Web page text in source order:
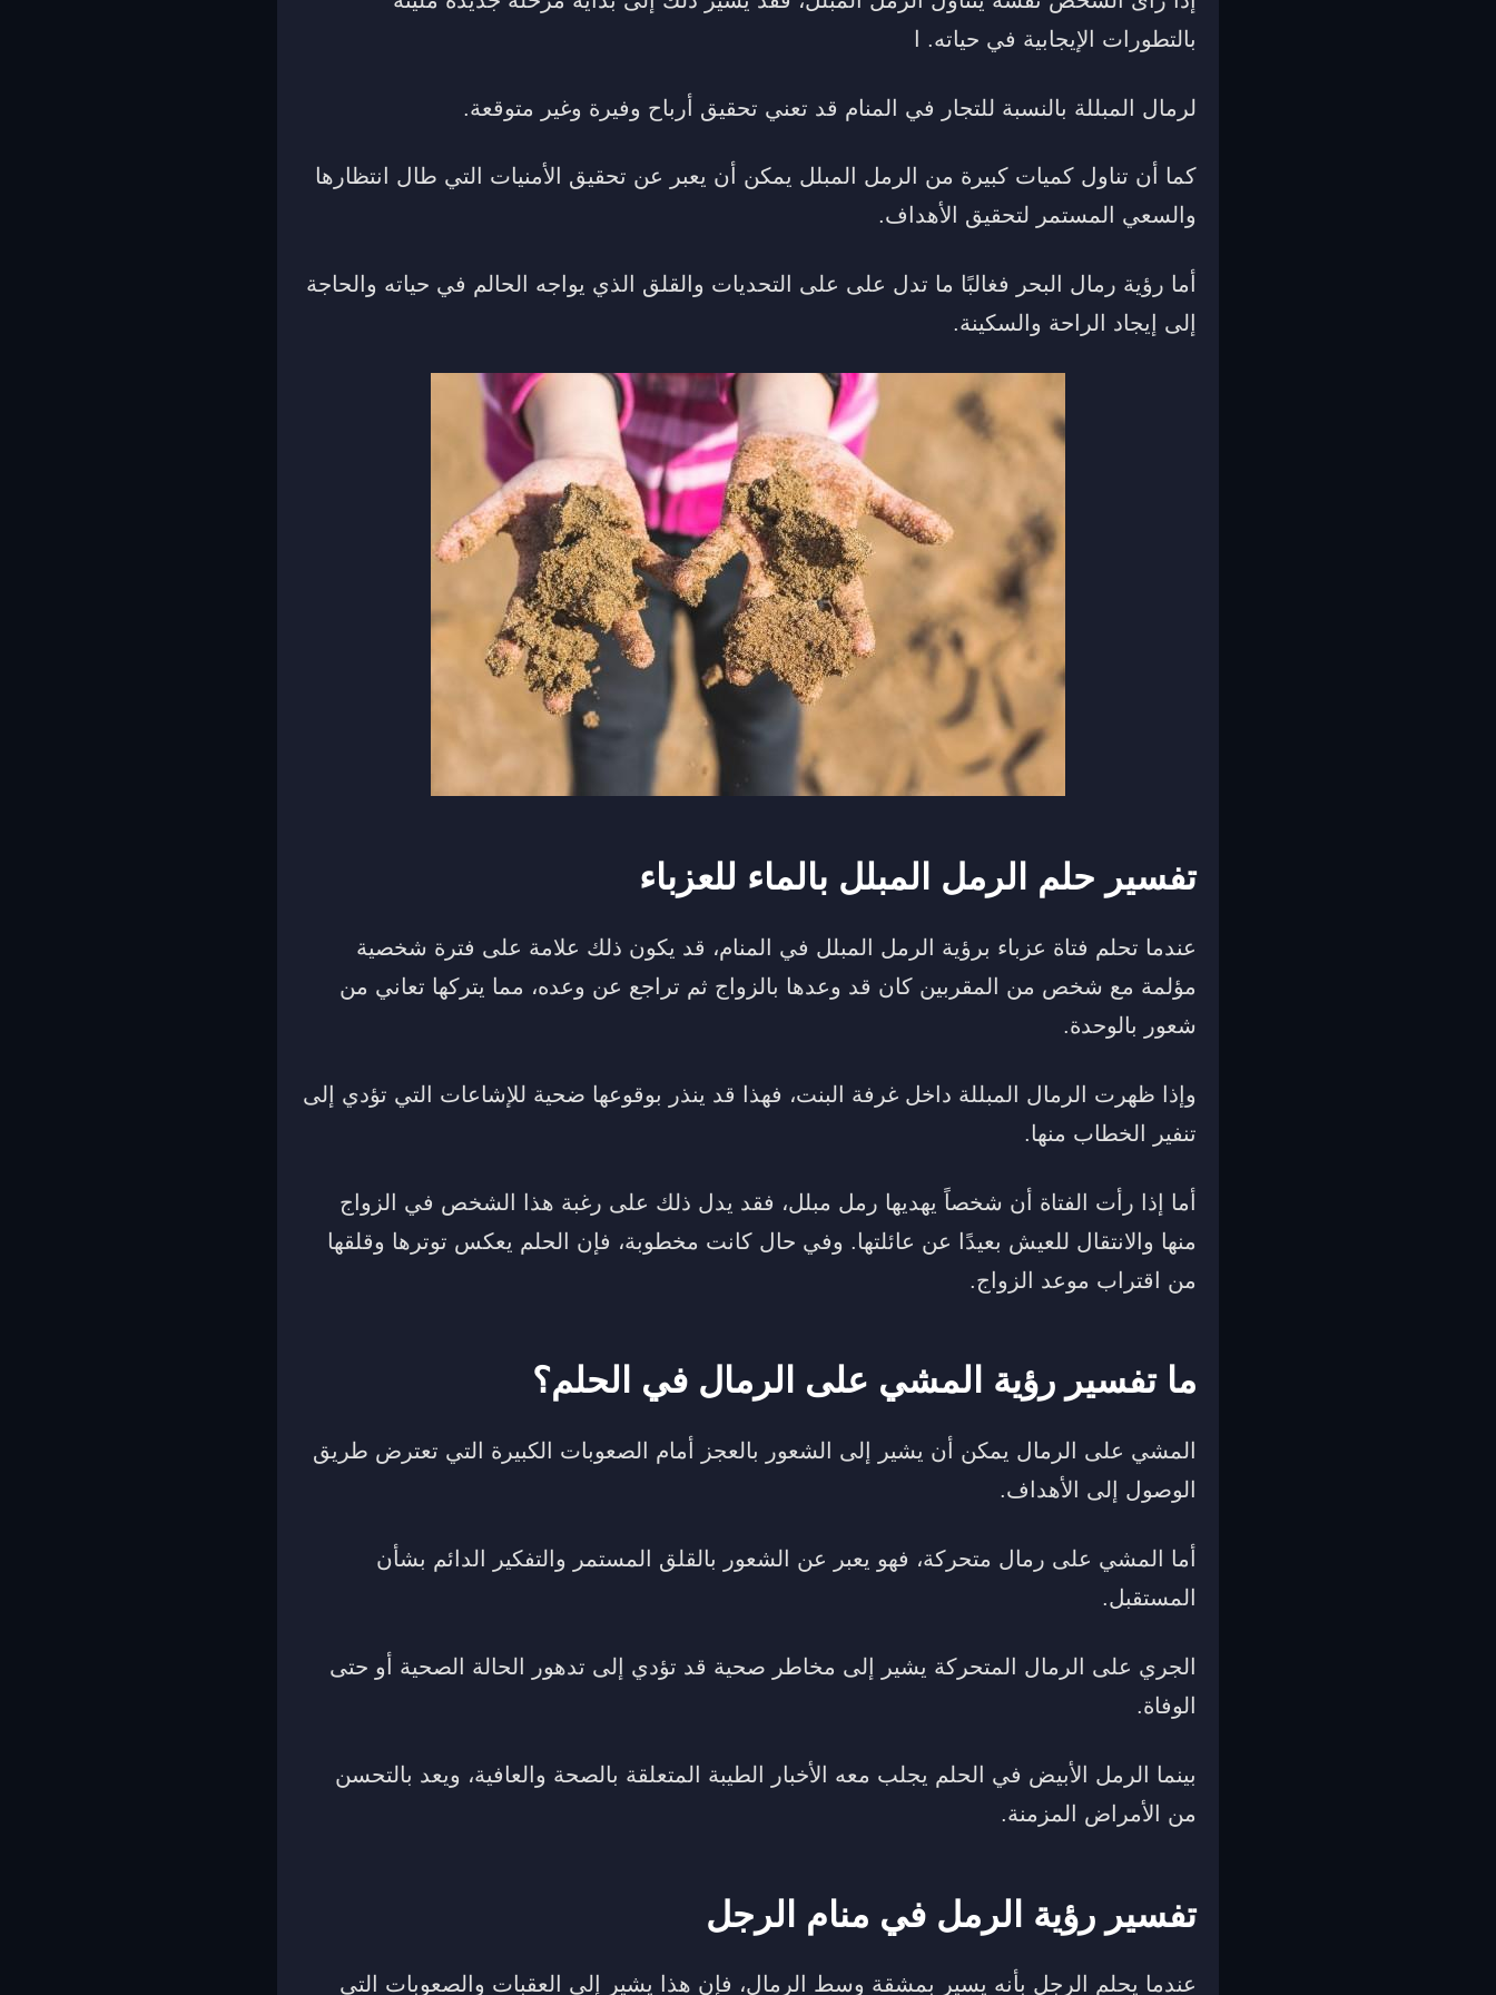
بالتطورات الإيجابية في حياته. ا
لرمال المبللة بالنسبة للتجار في المنام قد تعني تحقيق أرباح وفيرة وغير متوقعة.
كما أن تناول كميات كبيرة من الرمل المبلل يمكن أن يعبر عن تحقيق الأمنيات التي طال انتظارها
والسعي المستمر لتحقيق الأهداف.
أما رؤية رمال البحر فغالبًا ما تدل على على التحديات والقلق الذي يواجه الحالم في حياته والحاجة
إلى إيجاد الراحة والسكينة.
تفسير حلم الرمل المبلل بالماء للعزباء
عندما تحلم فتاة عزباء برؤية الرمل المبلل في المنام، قد يكون ذلك علامة على فترة شخصية
مؤلمة مع شخص من المقربين كان قد وعدها بالزواج ثم تراجع عن وعده، مما يتركها تعاني من
شعور بالوحدة.
وإذا ظهرت الرمال المبللة داخل غرفة البنت، فهذا قد ينذر بوقوعها ضحية للإشاعات التي تؤدي إلى
تنفير الخطاب منها.
أما إذا رأت الفتاة أن شخصاً يهديها رمل مبلل، فقد يدل ذلك على رغبة هذا الشخص في الزواج
منها والانتقال للعيش بعيدًا عن عائلتها. وفي حال كانت مخطوبة، فإن الحلم يعكس توترها وقلقها
من اقتراب موعد الزواج.
ما تفسير رؤية المشي على الرمال في الحلم؟
المشي على الرمال يمكن أن يشير إلى الشعور بالعجز أمام الصعوبات الكبيرة التي تعترض طريق
الوصول إلى الأهداف.
أما المشي على رمال متحركة، فهو يعبر عن الشعور بالقلق المستمر والتفكير الدائم بشأن
المستقبل.
الجري على الرمال المتحركة يشير إلى مخاطر صحية قد تؤدي إلى تدهور الحالة الصحية أو حتى
الوفاة.
بينما الرمل الأبيض في الحلم يجلب معه الأخبار الطيبة المتعلقة بالصحة والعافية، ويعد بالتحسن
من الأمراض المزمنة.
تفسير رؤية الرمل في منام الرجل
عندما يحلم الرجل بأنه يسير بمشقة وسط الرمال، فإن هذا يشير إلى العقبات والصعوبات التي